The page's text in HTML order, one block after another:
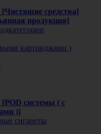
[Чистящие средства]
продукция]
картриджами )
[POD системы ( с
)]
сигареты